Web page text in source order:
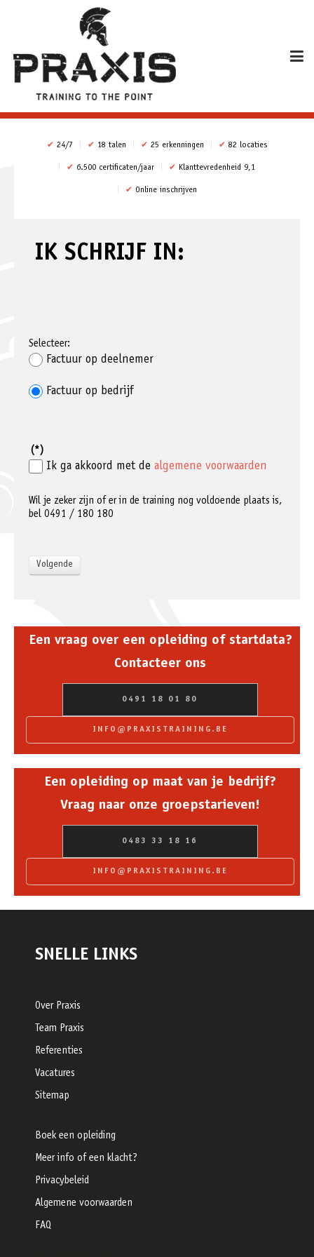
✔ 24/7 ✔ 18 talen ✔ 25 erkenningen ✔ 82 locaties
✔ 6.500 certificaten/jaar ✔ Klanttevredenheid 9,1
✔ Online inschrijven
IK SCHRIJF IN:
Selecteer:
Factuur op deelnemer
Factuur op bedrijf
(*)
Ik ga akkoord met de algemene voorwaarden
Wil je zeker zijn of er in de training nog voldoende plaats is,
bel 0491 / 180 180
Een vraag over een opleiding of startdata?
Contacteer ons
0491 18 01 80
INFO@PRAXISTRAINING.BE
Een opleiding op maat van je bedrijf?
Vraag naar onze groepstarieven!
0483 33 18 16
INFO@PRAXISTRAINING.BE
SNELLE LINKS
Over Praxis
Team Praxis
Referenties
Vacatures
Sitemap
Boek een opleiding
Meer info of een klacht?
Privacybeleid
Algemene voorwaarden
FAQ